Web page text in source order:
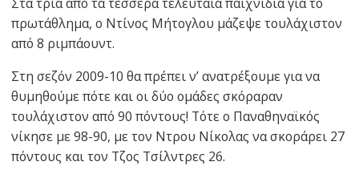
πρωτάθλημα, ο Ντίνος Μήτογλου μάζεψε τουλάχιστον
από 8 ριμπάουντ.
Στη σεζόν 2009-10 θα πρέπει ν’ ανατρέξουμε για να
θυμηθούμε πότε και οι δύο ομάδες σκόραραν
τουλάχιστον από 90 πόντους! Τότε ο Παναθηναϊκός
νίκησε με 98-90, με τον Ντρου Νίκολας να σκοράρει 27
πόντους και τον Τζος Τσίλντρες 26.